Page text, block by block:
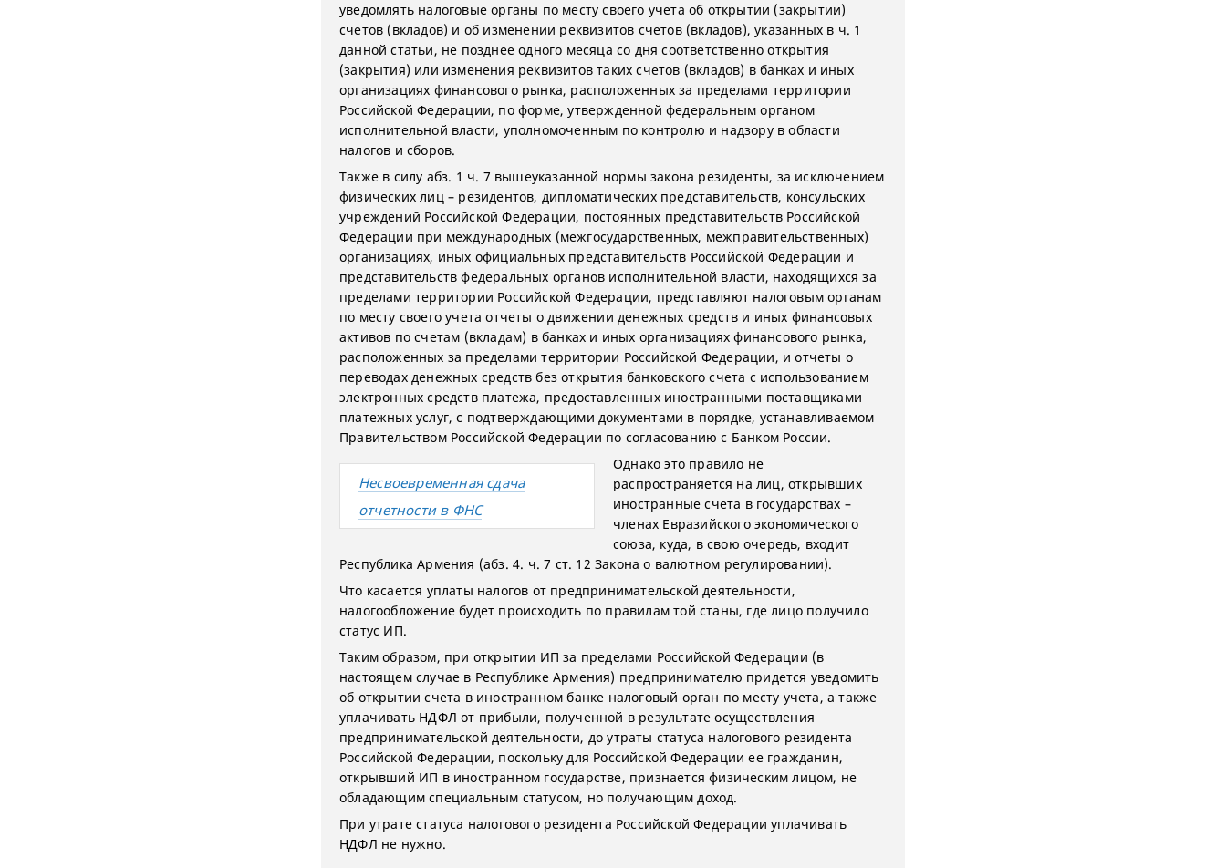
уведомлять налоговые органы по месту своего учета об открытии (закрытии)
счетов (вкладов) и об изменении реквизитов счетов (вкладов), указанных в ч. 1
данной статьи, не позднее одного месяца со дня соответственно открытия
(закрытия) или изменения реквизитов таких счетов (вкладов) в банках и иных
организациях финансового рынка, расположенных за пределами территории
Российской Федерации, по форме, утвержденной федеральным органом
исполнительной власти, уполномоченным по контролю и надзору в области
налогов и сборов.
Также в силу абз. 1 ч. 7 вышеуказанной нормы закона резиденты, за исключением
физических лиц – резидентов, дипломатических представительств, консульских
учреждений Российской Федерации, постоянных представительств Российской
Федерации при международных (межгосударственных, межправительственных)
организациях, иных официальных представительств Российской Федерации и
представительств федеральных органов исполнительной власти, находящихся за
пределами территории Российской Федерации, представляют налоговым органам
по месту своего учета отчеты о движении денежных средств и иных финансовых
активов по счетам (вкладам) в банках и иных организациях финансового рынка,
расположенных за пределами территории Российской Федерации, и отчеты о
переводах денежных средств без открытия банковского счета с использованием
электронных средств платежа, предоставленных иностранными поставщиками
платежных услуг, с подтверждающими документами в порядке, устанавливаемом
Правительством Российской Федерации по согласованию с Банком России.
Несвоевременная сдача
отчетности в ФНС
Однако это правило не
распространяется на лиц, открывших
иностранные счета в государствах –
членах Евразийского экономического
союза, куда, в свою очередь, входит
Республика Армения (абз. 4. ч. 7 ст. 12 Закона о валютном регулировании).
Что касается уплаты налогов от предпринимательской деятельности,
налогообложение будет происходить по правилам той станы, где лицо получило
статус ИП.
Таким образом, при открытии ИП за пределами Российской Федерации (в
настоящем случае в Республике Армения) предпринимателю придется уведомить
об открытии счета в иностранном банке налоговый орган по месту учета, а также
уплачивать НДФЛ от прибыли, полученной в результате осуществления
предпринимательской деятельности, до утраты статуса налогового резидента
Российской Федерации, поскольку для Российской Федерации ее гражданин,
открывший ИП в иностранном государстве, признается физическим лицом, не
обладающим специальным статусом, но получающим доход.
При утрате статуса налогового резидента Российской Федерации уплачивать
НДФЛ не нужно.